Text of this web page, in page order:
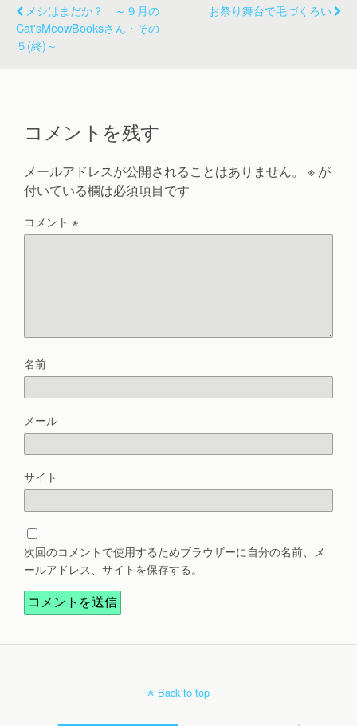
メシはまだか？ ～９月の
Cat'sMeowBooksさん・その
５(終)～
お祭り舞台で毛づくろい
コメントを残す
メールアドレスが公開されることはありません。 ※ が
付いている欄は必須項目です
コメント ※
名前
メール
サイト
次回のコメントで使用するためブラウザーに自分の名前、メ
ールアドレス、サイトを保存する。
Back to top